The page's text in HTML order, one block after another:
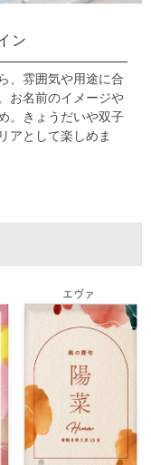
ン
、 雰囲気や用途に合
お名前のイメージや
。
きょうだいや双子
アとして楽しめま